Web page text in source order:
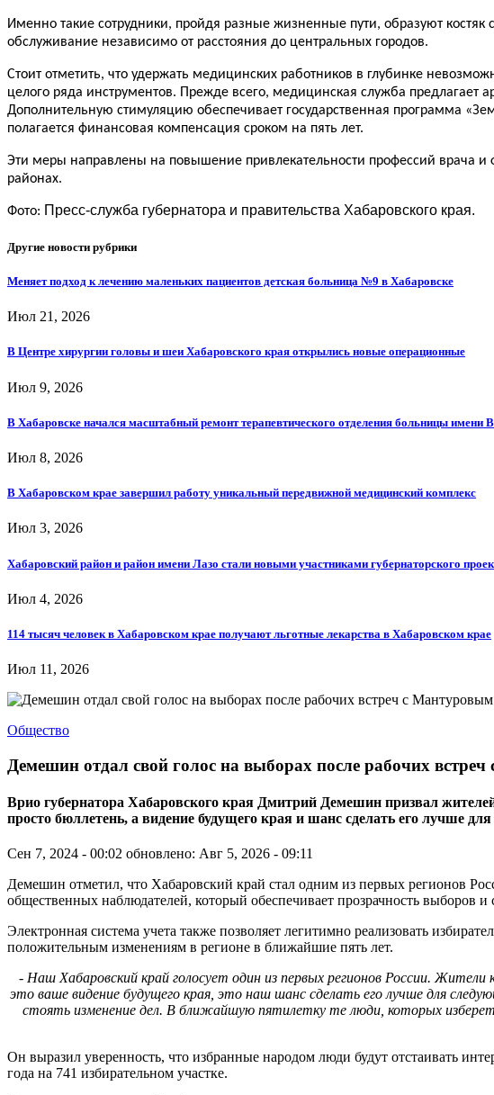
Именно такие сотрудники, пройдя разные жизненные пути, образуют
обслуживание независимо от расстояния до центральных городов.
Стоит отметить, что удержать медицинских работников в глубинке
целого ряда инструментов. Прежде всего, медицинская служба
Дополнительную стимуляцию обеспечивает государственная программа
полагается финансовая компенсация сроком на пять лет.
Эти меры направлены на повышение привлекательности профессий
районах.
Фото: Пресс-служба губернатора и правительства Хабаровского края.
Другие новости рубрики
Меняет подход к лечению маленьких пациентов детская больница №9 в Хабаровске
Июл 21, 2026
В Центре хирургии головы и шеи Хабаровского края открылись новые операционные
Июл 9, 2026
В Хабаровске начался масштабный ремонт терапевтического отделения больницы имени
Июл 8, 2026
В Хабаровском крае завершил работу уникальный передвижной медицинский комплекс
Июл 3, 2026
Хабаровский район и район имени Лазо стали новыми участниками губернаторского
Июл 4, 2026
114 тысяч человек в Хабаровском крае получают льготные лекарства в Хабаровском крае
Июл 11, 2026
Общество
Демешин отдал свой голос на выборах после рабочих
Врио губернатора Хабаровского края Дмитрий Демешин призвал
просто бюллетень, а видение будущего края и шанс сделать его лучше
Сен 7, 2024 - 00:02 обновлено: Авг 5, 2026 - 09:11
Демешин отметил, что Хабаровский край стал одним из первых регионов
общественных наблюдателей, который обеспечивает прозрачность выборов
Электронная система учета также позволяет легитимно реализовать
положительным изменениям в регионе в ближайшие пять лет.
- Наш Хабаровский край голосует один из первых регионов России.
это ваше видение будущего края, это наш шанс сделать его лучше для
стоять изменение дел. В ближайшую пятилетку те люди, которых
Он выразил уверенность, что избранные народом люди будут отстаивать
года на 741 избирательном участке.